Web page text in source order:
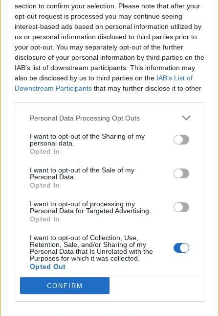
section to confirm your selection. Please note that after your
opt-out request is processed you may continue seeing
interest-based ads based on personal information utilized by
us or personal information disclosed to third parties prior to
your opt-out. You may separately opt-out of the further
disclosure of your personal information by third parties on the
IAB’s list of downstream participants. This information may
also be disclosed by us to third parties on the IAB’s List of
Downstream Participants that may further disclose it to other
Personal Data Processing Opt Outs
I want to opt-out of the Sharing of my
personal data.
Opted In
I want to opt-out of the Sale of my
Personal Data.
Opted In
I want to opt-out of processing my
Personal Data for Targeted Advertising.
Opted In
I want to opt-out of Collection, Use,
Retention, Sale, and/or Sharing of my
Personal Data that Is Unrelated with the
Purposes for which it was collected.
Opted Out
CONFIRM
HiLight ονομάζεται τελικά το Pixel Glow
ΓΙΏΡΓΟΣ ΓΡΊΒΑΣ 3 ημέρες ago
Σε εντυπωσιακή απόχρωση “Dune” το Pixel 11
Pro XL
ByΓΙΏΡΓΟΣ ΓΡΊΒΑΣ 4 ημέρες ago
Motorola: ετοιμάζει δυναμική επιστροφή στα
By ΓΙΏΡΓΟΣ ΓΡΊΒΑΣ 5 ημέρες ago
Η πιο ταξιδιάρικη βαλίτσα του φετινού
καλοκαιριού έχει την υπογραφή της Xiaomi
Η Vodafone στηρίζει τους συνδρομητές της στο
Ρέθυμνο
ByΓΙΏΡΓΟΣ ΓΡΊΒΑΣ 31 Ιουλίου, 2026
news android Apple samsung Google app